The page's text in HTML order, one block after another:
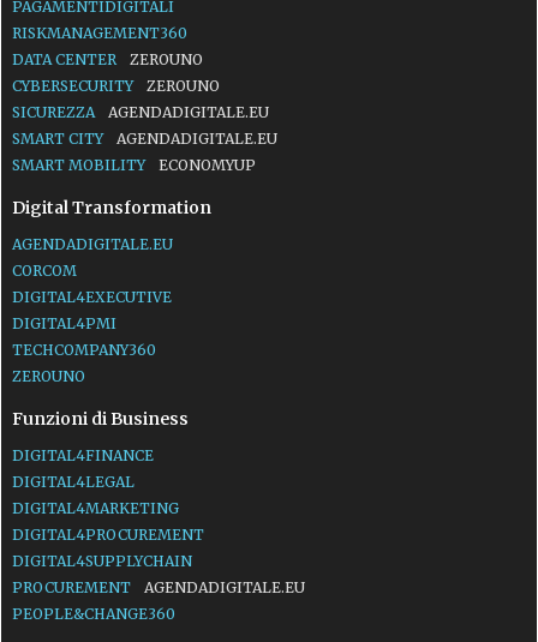
PAGAMENTIDIGITALI
RISKMANAGEMENT360
DATA CENTER
ZEROUNO
CYBERSECURITY
ZEROUNO
SICUREZZA
AGENDADIGITALE.EU
SMART CITY
AGENDADIGITALE.EU
SMART MOBILITY
ECONOMYUP
Digital Transformation
AGENDADIGITALE.EU
CORCOM
DIGITAL4EXECUTIVE
DIGITAL4PMI
TECHCOMPANY360
ZEROUNO
Funzioni di Business
DIGITAL4FINANCE
DIGITAL4LEGAL
DIGITAL4MARKETING
DIGITAL4PROCUREMENT
DIGITAL4SUPPLYCHAIN
PROCUREMENT
AGENDADIGITALE.EU
PEOPLE&CHANGE360